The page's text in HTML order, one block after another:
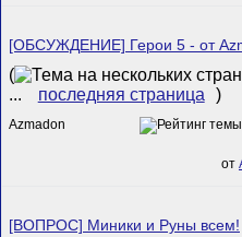
[ОБСУЖДЕНИЕ] Герои 5 - от
(
...
последняя страница )
Azmadon
от
[ВОПРОС] Миники и Руны всем!